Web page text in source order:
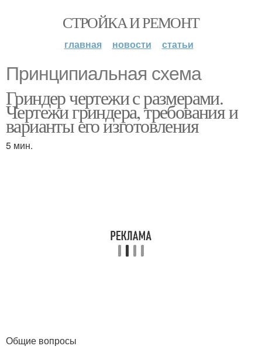
СТРОЙКА И РЕМОНТ
главная новости статьи
Принципиальная схема
Гриндер чертежи с размерами.
Чертежи гриндера, требования и
варианты его изготовления
5 мин.
Общие вопросы